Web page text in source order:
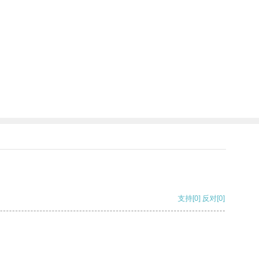
支持[0] 反对[0]